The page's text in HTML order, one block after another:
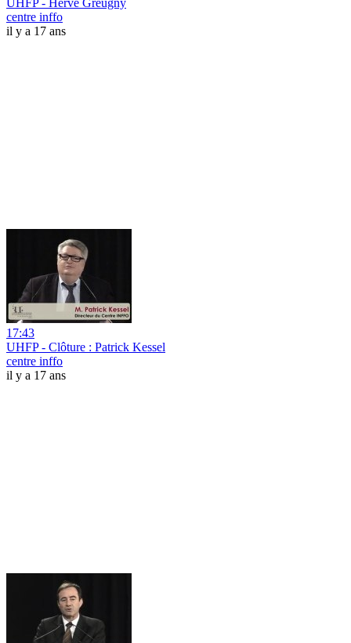
UHFP - Hervé Greugny
centre inffo
il y a 17 ans
17:43
UHFP - Clôture : Patrick Kessel
centre inffo
il y a 17 ans